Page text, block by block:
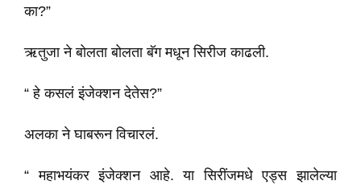
का?”
ऋतुजा ने बोलता बोलता बॅग मधून सिरीज काढली.
“ हे कसलं इंजेक्शन देतेस?”
अलका ने घाबरून विचारलं.
“ महाभयंकर इंजेक्शन आहे. या सिरींजमधे एड्स झालेल्या